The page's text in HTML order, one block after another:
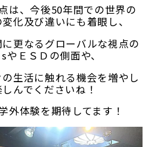
は、今後50年間での世界の
化及び違いにも着眼し、
更なるグローバルな視点の
ＥＳＤの側面や、
生活に触れる機会を増やし
んでくださいね！
外体験を期待してます！